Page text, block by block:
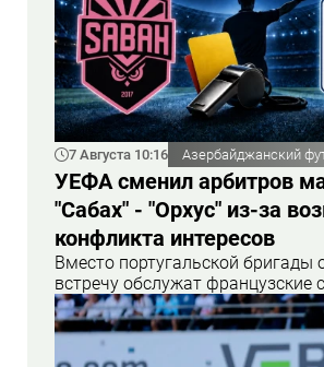
7 Августа 10:16 Азербайджанский
УЕФА сменил арбитров
"Сабах" - "Орхус" из-за
конфликта интересов
Вместо португальской бригады
встречу обслужат французские